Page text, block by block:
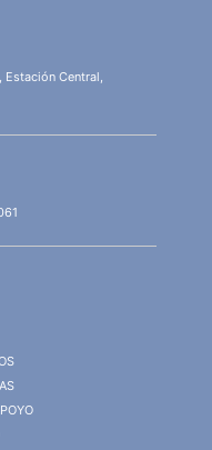
Central,